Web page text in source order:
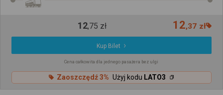
12,75 zł 12,37 zł
Kup Bilet
Cena całkowita dla jednego pasażera bez ulgi
Zaoszczędź 3% Użyj kodu LATO3